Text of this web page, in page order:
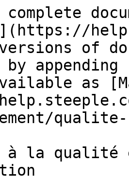
versions of
as
à la qualité